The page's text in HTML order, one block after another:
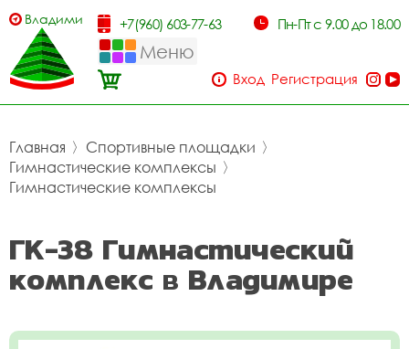
Владимир +7(960) 603-77-63 Пн-Пт с 9.00 до 18.00
Меню
Вход Регистрация
Главная 〉 Спортивные площадки 〉
Гимнастические комплексы 〉
Гимнастические комплексы
ГК-38 Гимнастический
комплекс в Владимире